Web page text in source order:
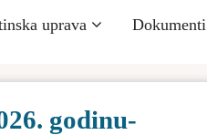
uprava Dokumenti
godinu-